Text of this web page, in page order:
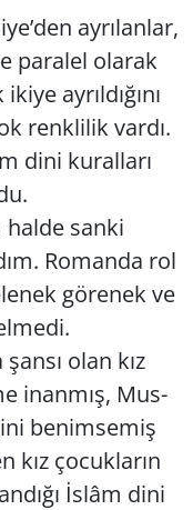
ay­rı­lan­lar,
pa­ra­lel ola­rak
ay­rıl­dı­ğı­nı
renk­li­lik vardı.
dini ku­ral­la­rı
halde sanki
Ro­man­da rol
gö­re­nek ve
olan kız
inan­mış, Mus­
be­nim­se­miş
kız ço­cuk­la­rın
İslâm dini